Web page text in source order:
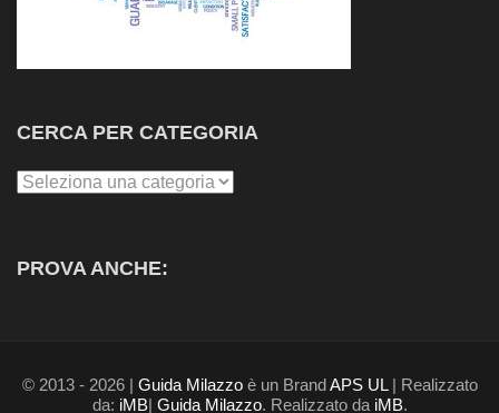
CERCA PER CATEGORIA
Cerca
PROVA ANCHE:
© 2013 - 2026 | Guida Milazzo è un BrandAPS UL| Realizzato
da: iMB| Guida Milazzo. Realizzato da iMB.